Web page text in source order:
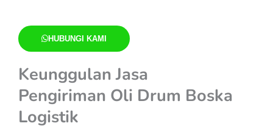
HUBUNGI KAMI
Keunggulan Jasa
Pengiriman Oli Drum Boska
Logistik